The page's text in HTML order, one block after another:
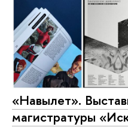
«Навылет».
магистратуры